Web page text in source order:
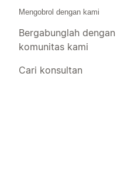
Mengobrol dengan kami
Bergabunglah dengan
komunitas kami
Cari konsultan